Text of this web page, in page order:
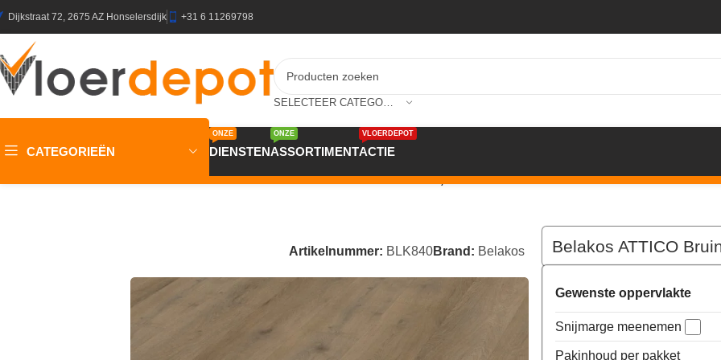
Dijkstraat 72, 2675 AZ Honselersdijk +31 6 11269798
CATEGORIEËN DIENSTEN
ONZE
ASSORTIMENT
ONZE
ACTIE
VLOERDEPOT
PVC Vloeren/Belakos ATTICO Bruin 236x1520x2,5mm 840
Artikelnummer: BLK840Brand: Belakos
Belakos ATTICO
Gewenste oppervlakte
Snijmarge meenemen
Pakinhoud per pakket